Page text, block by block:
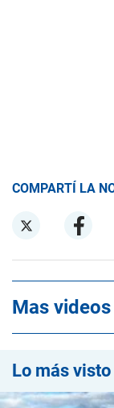
COMPARTÍ LA
Mas videos
Lo más visto